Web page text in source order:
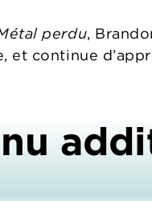
perdu,
et continue